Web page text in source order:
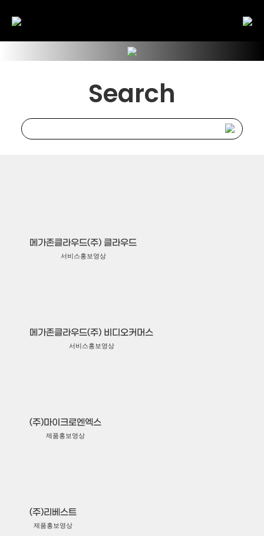
Search
메가존클라우드(주) 클라우드
서비스홍보영상
메가존클라우드(주) 비디오커머스
서비스홍보영상
(주)마이크로엔엑스
제품홍보영상
(주)리베스트
제품홍보영상